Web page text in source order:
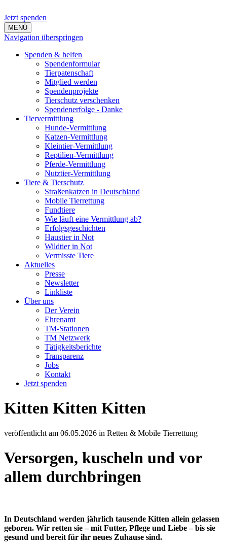
Jetzt spenden
MENÜ
Navigation überspringen
Spenden & helfen
Spendenformular
Tierpatenschaft
Mitglied werden
Spendenprojekte
Tierschutz verschenken
Spendenerfolge - Danke
Tiervermittlung
Hunde-Vermittlung
Katzen-Vermittlung
Kleintier-Vermittlung
Reptilien-Vermittlung
Pferde-Vermittlung
Nutztier-Vermittlung
Tiere & Tierschutz
Straßenkatzen in Deutschland
Mobile Tierrettung
Fundtiere
Wie läuft eine Vermittlung ab?
Erfolgsgeschichten
Haustier in Not
Wildtier in Not
Vermisste Tiere
Aktuelles
Presse
Newsletter
Linkliste
Über uns
Der Verein
Ehrenamt
TM-Stationen
TM Netzwerk
Tätigkeitsberichte
Transparenz
Jobs
Kontakt
Jetzt spenden
Kitten Kitten Kitten
veröffentlicht am 06.05.2026 in Retten & Mobile Tierrettung
Versorgen, kuscheln und vor
allem durchbringen
In Deutschland werden jährlich tausende Kitten allein gelassen
geboren. Wir retten sie – mit Futter, Pflege und Liebe – bis sie
gesund und bereit für ihr neues Zuhause sind.